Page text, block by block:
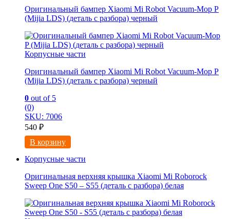
Оригинальный бампер Xiaomi Mi Robot Vacuum-Mop P
(Mijia LDS) (деталь с разбора) черный
Корпусные части
Оригинальный бампер Xiaomi Mi Robot Vacuum-Mop P
(Mijia LDS) (деталь с разбора) черный
0 out of 5
(0)
SKU: 7006
540 ₽
В корзину
Корпусные части
Оригинальная верхняя крышка Xiaomi Mi Roborock
Sweep One S50 – S55 (деталь с разбора) белая